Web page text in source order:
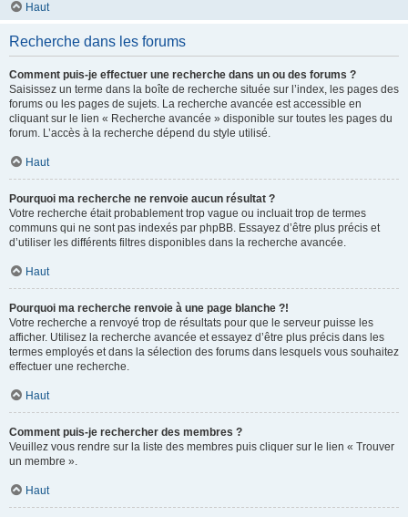
Haut
Recherche dans les forums
Comment puis-je effectuer une recherche dans un ou des forums ?
Saisissez un terme dans la boîte de recherche située sur l’index, les pages des
forums ou les pages de sujets. La recherche avancée est accessible en
cliquant sur le lien « Recherche avancée » disponible sur toutes les pages du
forum. L’accès à la recherche dépend du style utilisé.
Haut
Pourquoi ma recherche ne renvoie aucun résultat ?
Votre recherche était probablement trop vague ou incluait trop de termes
communs qui ne sont pas indexés par phpBB. Essayez d’être plus précis et
d’utiliser les différents filtres disponibles dans la recherche avancée.
Haut
Pourquoi ma recherche renvoie à une page blanche ?!
Votre recherche a renvoyé trop de résultats pour que le serveur puisse les
afficher. Utilisez la recherche avancée et essayez d’être plus précis dans les
termes employés et dans la sélection des forums dans lesquels vous souhaitez
effectuer une recherche.
Haut
Comment puis-je rechercher des membres ?
Veuillez vous rendre sur la liste des membres puis cliquer sur le lien « Trouver
un membre ».
Haut